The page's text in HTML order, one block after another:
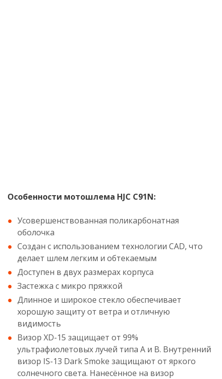
Особенности мотошлема HJC C91N:
Усовершенствованная поликарбонатная
оболочка
Создан с использованием технологии CAD, что
делает шлем легким и обтекаемым
Доступен в двух размерах корпуса
Застежка с микро пряжкой
Длинное и широкое стекло обеспечивает
хорошую защиту от ветра и отличную
видимость
Визор XD-15 защищает от 99%
ультрафиолетовых лучей типа А и B. Внутренний
визор IS-13 Dark Smoke защищают от яркого
солнечного света. Нанесённое на визор